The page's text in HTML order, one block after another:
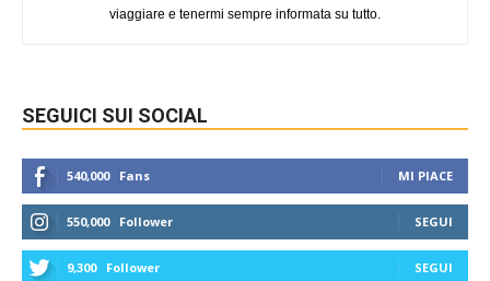
viaggiare e tenermi sempre informata su tutto.
SEGUICI SUI SOCIAL
540,000 Fans MI PIACE
550,000 Follower SEGUI
9,300 Follower SEGUI